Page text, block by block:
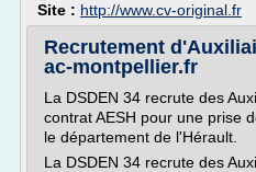
Site : http://www.cv-original.fr
Recrutement
ac-montpellier.fr
La DSDEN 34 recrute des
contrat AESH pour une prise
le département de l'Hérault.
La DSDEN 34 recrute des